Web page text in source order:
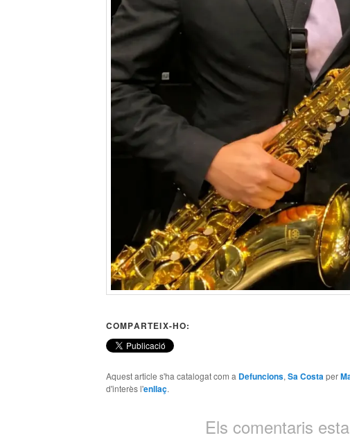
COMPARTEIX-HO:
Aquest article s'ha catalogat com a Defuncions, Sa Costaper
d'interès l'enllaç.
Els comentaris